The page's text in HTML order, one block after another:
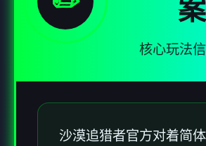
案
核心玩法
沙漠追猎者官方对着简